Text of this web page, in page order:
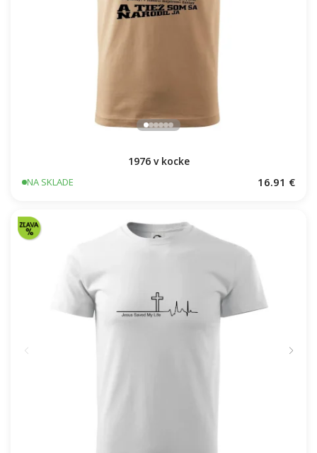
1976 v kocke
NA SKLADE 16.91 €